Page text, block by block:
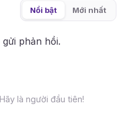
Nổi bật Mới nhất
gửi phản hồi.
là người đầu tiên!